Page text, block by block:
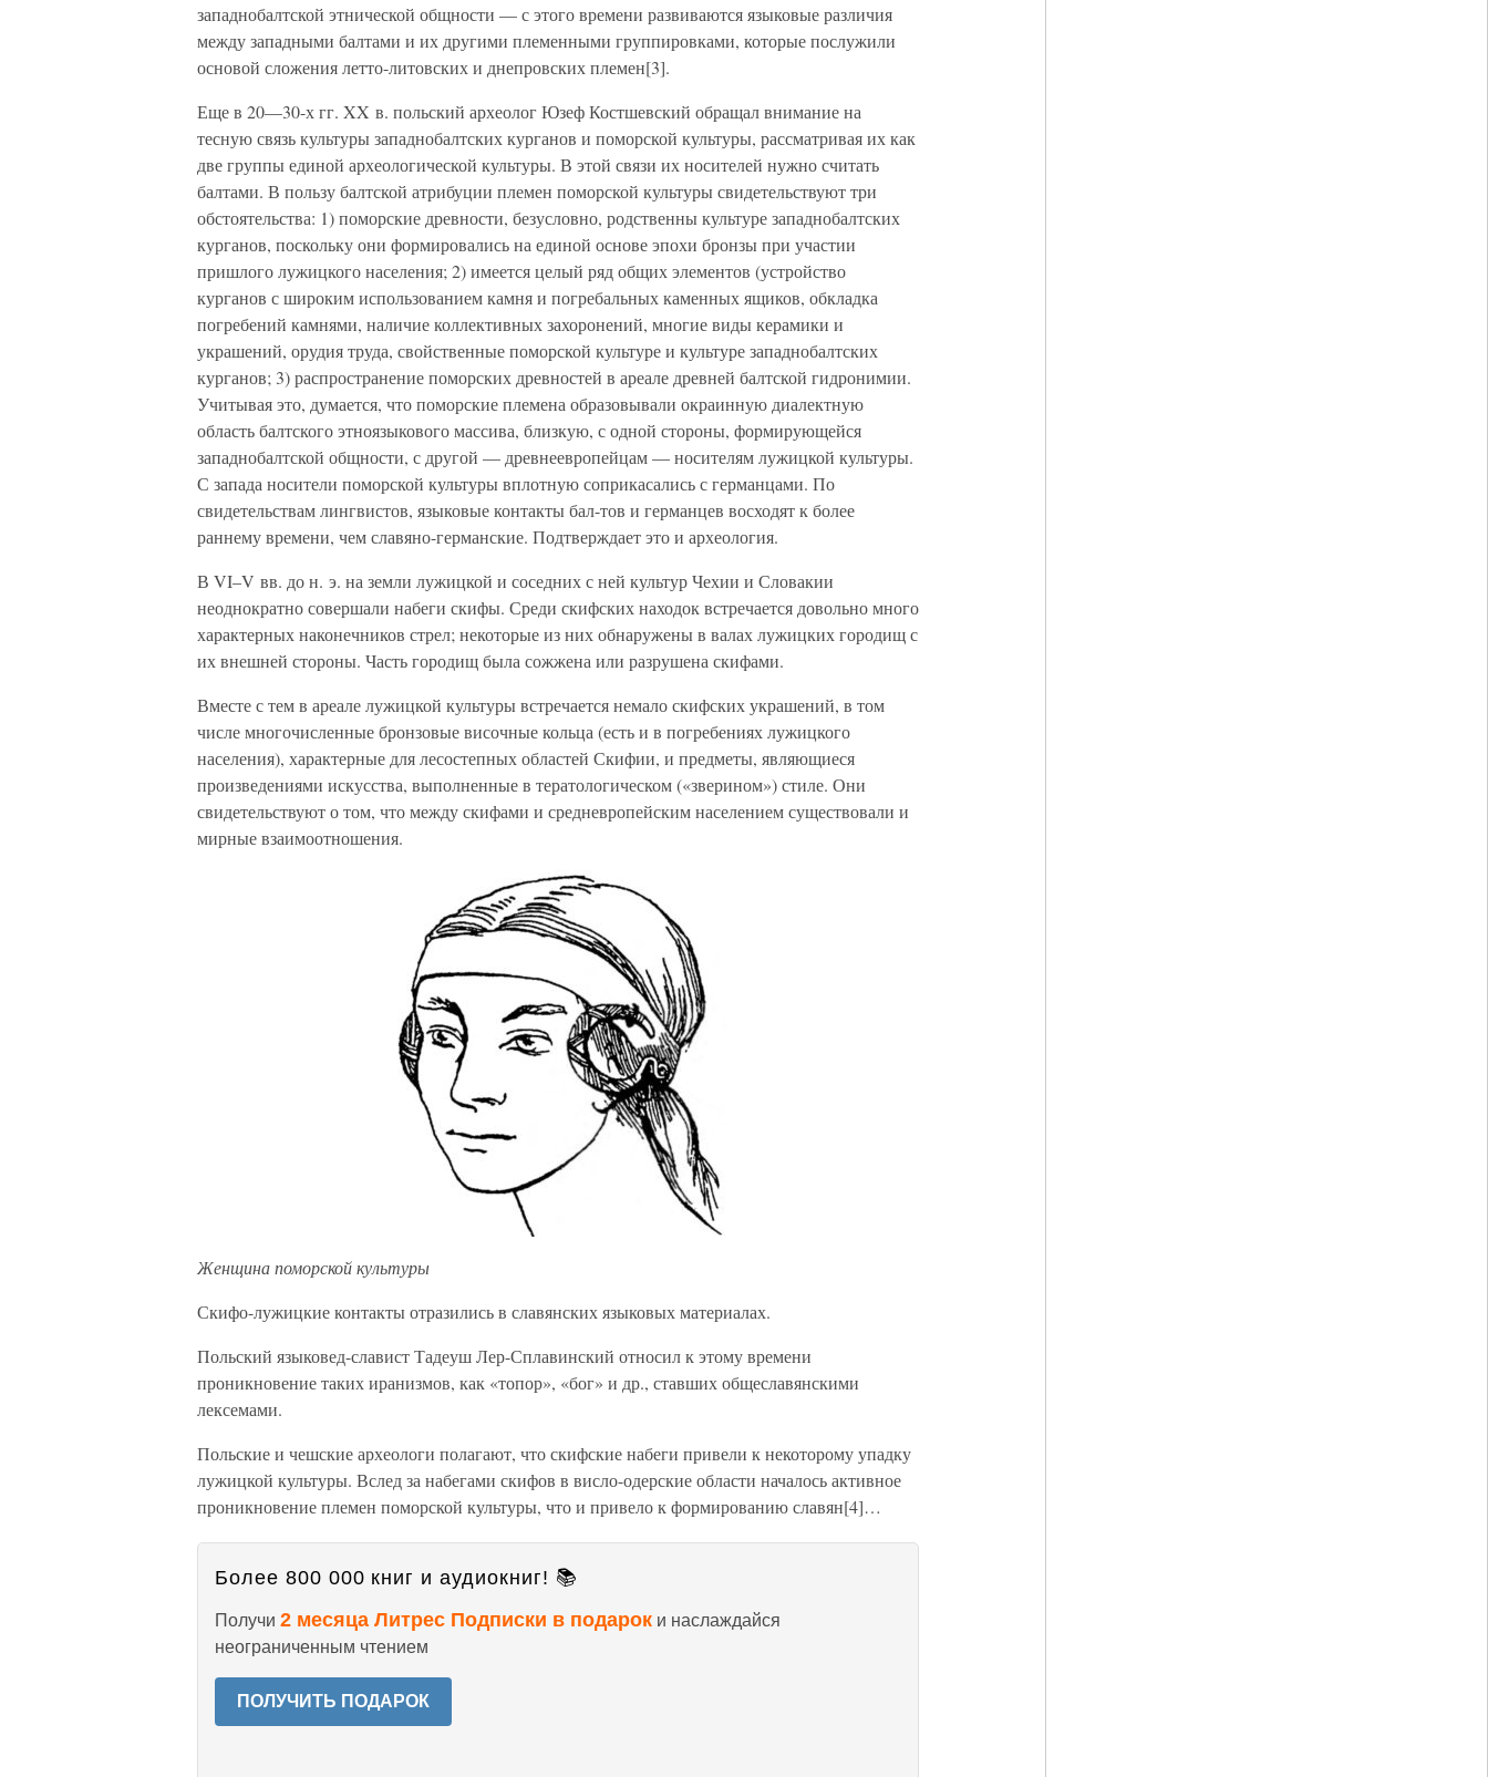
западнобалтской этнической общности — с этого времени развиваются языковые различия
между западными балтами и их другими племенными группировками, которые послужили
основой сложения летто-литовских и днепровских племен[3].
Еще в 20—30-х гг. XX в. польский археолог Юзеф Костшевский обращал внимание на
тесную связь культуры западнобалтских курганов и поморской культуры, рассматривая их как
две группы единой археологической культуры. В этой связи их носителей нужно считать
балтами. В пользу балтской атрибуции племен поморской культуры свидетельствуют три
обстоятельства: 1) поморские древности, безусловно, родственны культуре западнобалтских
курганов, поскольку они формировались на единой основе эпохи бронзы при участии
пришлого лужицкого населения; 2) имеется целый ряд общих элементов (устройство
курганов с широким использованием камня и погребальных каменных ящиков, обкладка
погребений камнями, наличие коллективных захоронений, многие виды керамики и
украшений, орудия труда, свойственные поморской культуре и культуре западнобалтских
курганов; 3) распространение поморских древностей в ареале древней балтской гидронимии.
Учитывая это, думается, что поморские племена образовывали окраинную диалектную
область балтского этноязыкового массива, близкую, с одной стороны, формирующейся
западнобалтской общности, с другой — древнеевропейцам — носителям лужицкой культуры.
С запада носители поморской культуры вплотную соприкасались с германцами. По
свидетельствам лингвистов, языковые контакты бал-тов и германцев восходят к более
раннему времени, чем славяно-германские. Подтверждает это и археология.
В VI–V вв. до н. э. на земли лужицкой и соседних с ней культур Чехии и Словакии
неоднократно совершали набеги скифы. Среди скифских находок встречается довольно много
характерных наконечников стрел; некоторые из них обнаружены в валах лужицких городищ с
их внешней стороны. Часть городищ была сожжена или разрушена скифами.
Вместе с тем в ареале лужицкой культуры встречается немало скифских украшений, в том
числе многочисленные бронзовые височные кольца (есть и в погребениях лужицкого
населения), характерные для лесостепных областей Скифии, и предметы, являющиеся
произведениями искусства, выполненные в тератологическом («зверином») стиле. Они
свидетельствуют о том, что между скифами и средневропейским населением существовали и
мирные взаимоотношения.
Женщина поморской культуры
Скифо-лужицкие контакты отразились в славянских языковых материалах.
Польский языковед-славист Тадеуш Лер-Сплавинский относил к этому времени
проникновение таких иранизмов, как «топор», «бог» и др., ставших общеславянскими
лексемами.
Польские и чешские археологи полагают, что скифские набеги привели к некоторому упадку
лужицкой культуры. Вслед за набегами скифов в висло-одерские области началось активное
проникновение племен поморской культуры, что и привело к формированию славян[4]…
Более 800 000 книг и аудиокниг! 📚
Получи 2 месяца Литрес Подписки в подарок и наслаждайся
неограниченным чтением
ПОЛУЧИТЬ ПОДАРОК